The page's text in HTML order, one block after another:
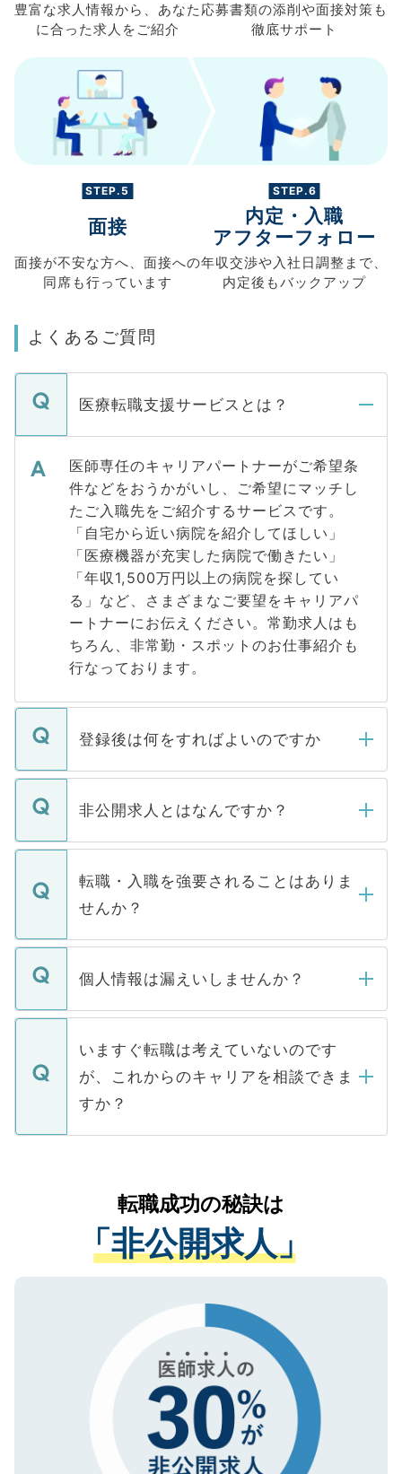
豊富な求人情報から、 あなた
に合った求人を ご紹介
応募書類の添削や面接対策も
徹底サポート
STEP.5
面接
面接が不安な方へ、 面接への
同席も行っています
STEP.6
内定・入職
アフターフォロー
年収交渉や入社日調整まで、
内定後もバックアップ
よくあるご質問
医療転職支援サービスとは？
医師専任のキャリアパートナーがご希望条
件などをおうかがいし、ご希望にマッチし
たご入職先をご紹介するサービスです。
「自宅から近い病院を紹介してほしい」
「医療機器が充実した病院で働きたい」
「年収1,500万円以上の病院を探してい
る」など、さまざまなご要望をキャリアパ
ートナーにお伝えください。常勤求人はも
ちろん、非常勤・スポットのお仕事紹介も
行なっております。
登録後は何をすればよいのですか
ご登録いただきましたら、弊社担当者がご
登録内容を確認し、その後メールもしくは
ます。通常、5営業日以内にはご連絡をせて
いただきますので、しばらくお待ちくださ
非公開求人とはなんですか？
マイナビDOCTORで取り扱っている求人の
うち約3割は、Webサイトからご覧いただ
けない「非公開求人」です。非公開求人は
下記の理由によって、一般には公開してい
ません。
■応募殺到を避けるため 人気のある医療機
関を公にしてしまうと、応募が殺到する場
に、医療機関が求める条件に合った人材の
みを人材紹介会社に依頼するケースが増え
ています。
転職・入職を強要されることはありま
せんか？
転職・入職を強要することは一切ありませ
ん。また、仮に応募先から内定をいただい
定を承諾する必要はありません。内定先へ
の辞退の連絡はキャリアパートナーが行い
個人情報は漏えいしませんか？
個人情報が漏えいすることはありませんの
で、ご安心ください。当サイトからの登録
などで収集したご登録者様の個人情報は、
ご本人のキャリアアップおよび転職活動の
支援を目的に使用いたします。お預かりし
ているすべての個人データはご本人の許可
は、個人情報の取り扱いについての厳密な
管理基準を満たした事業者のみに付与され
る、プライバシーマークを取得済みです。
で、機密保持に関してもご安心ください。
いますぐ転職は考えていないのです
が、これからのキャリアを相談できま
すか？
かがいして、現在の医療機関の状況や紹介
経験をまじえながら、適切なアドバイスを
させていただきます。すぐにご転職をされ
ない方には、長期的なサポートが可能です
ので、まずはご登録ください。
転職成功の秘訣は
「非公開求人」